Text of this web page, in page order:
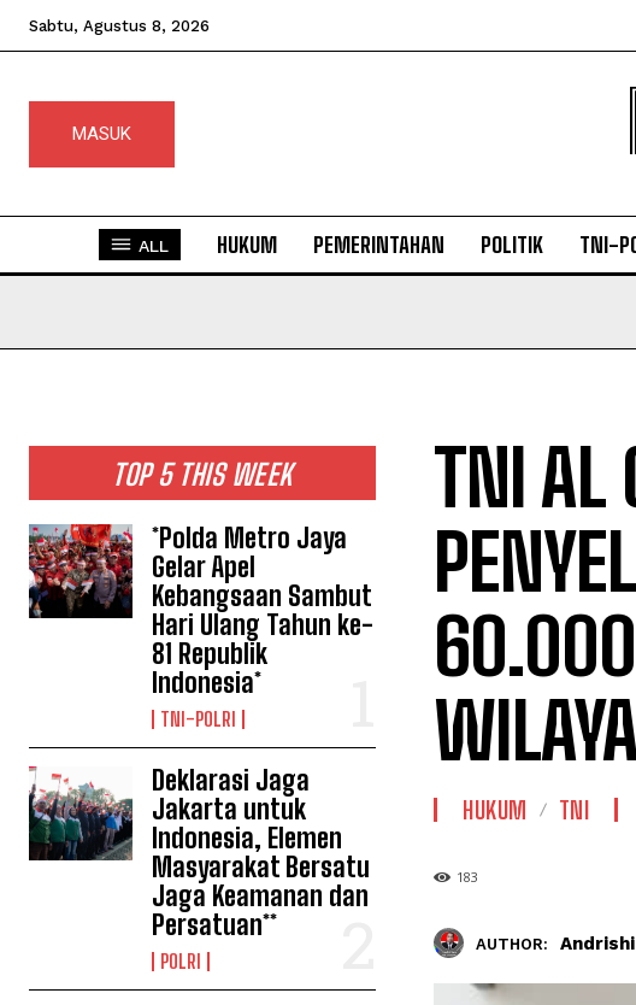
Sabtu, Agustus 8, 2026
MASUK
ALL HUKUM PEMERINTAHAN POLITIK TNI-
TOP 5 THIS WEEK
*Polda Metro Jaya
Gelar Apel
Kebangsaan Sambut
Hari Ulang Tahun ke-
81 Republik
Indonesia*
TNI-POLRI
Deklarasi Jaga
Jakarta untuk
Indonesia, Elemen
Masyarakat Bersatu
Jaga Keamanan dan
Persatuan**
POLRI
TNI AL
60.000
HUKUM TNI
183
AUTHOR: